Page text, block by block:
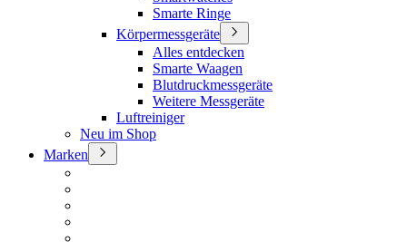
Smarte Ringe
Körpermessgeräte
Alles entdecken
Smarte Waagen
Blutdruckmessgeräte
Weitere Messgeräte
Luftreiniger
Neu im Shop
Marken